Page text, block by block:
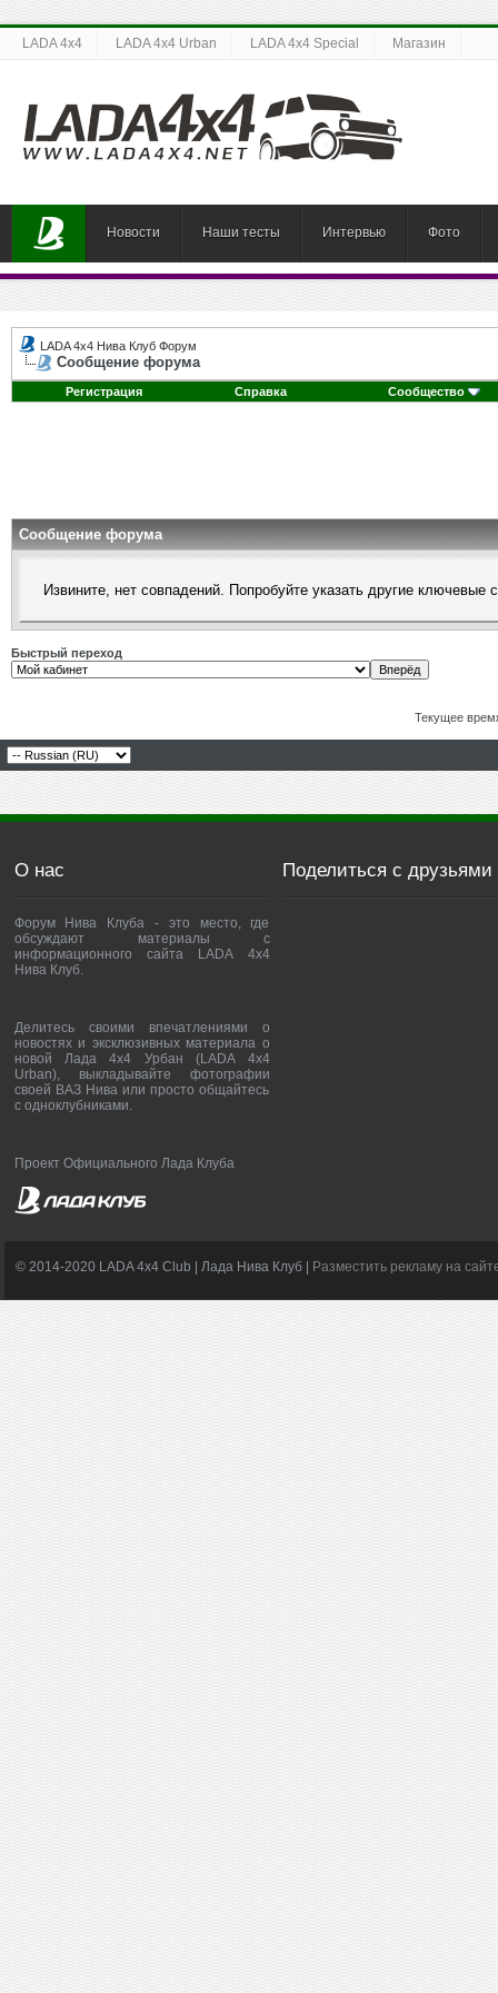
LADA 4x4 LADA 4x4 Urban LADA 4x4 Special Магазин
Новости Наши тесты Интервью Фото
LADA 4x4 Нива Клуб Форум
Сообщение форума
Регистрация Справка Сообщество
Сообщение форума
Извините, нет совпадений. Попробуйте указать другие ключевые
Быстрый переход
Текущее
О нас
Форум Нива Клуба - это место, где
обсуждают материалы с
информационного сайта LADA 4x4
Нива Клуб.
Делитесь своими впечатлениями о
новостях и эксклюзивных материала о
новой Лада 4х4 Урбан (LADA 4x4
Urban), выкладывайте фотографии
своей ВАЗ Нива или просто общайтесь
с одноклубниками.
Проект Официального Лада Клуба
Поделиться с друзьями
© 2014-2020 LADA 4x4 Club | Лада Нива Клуб | Разместить рекламу на